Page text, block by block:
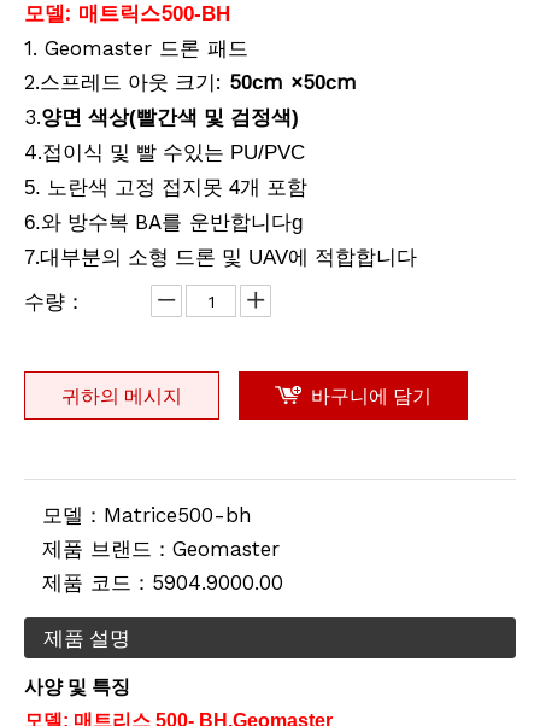
모델: 매트릭스500-BH
1. Geomaster 드론 패드
2.스프레드 아웃 크기: 50cm ×50cm
3.양면 색상(빨간색 및 검정색)
4.접이식 및 빨 수있는 PU/PVC
5. 노란색 고정 접지못 4개 포함
6.와 방수복 BA를 운반합니다g
7.대부분의 소형 드론 및 UAV에 적합합니다
수량：
귀하의 메시지 바구니에 담기
모델： Matrice500-bh
제품 브랜드： Geomaster
제품 코드： 5904.9000.00
제품 설명
사양 및 특징
모델: 매트리스 500- BH.Geomaster